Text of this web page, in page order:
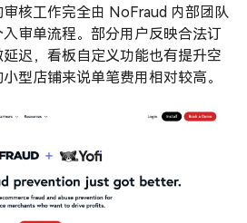
核工作完全由 NoFraud 内部团队
审单流程。部分用户反映合法订
迟，看板自定义功能也有提升空
型店铺来说单笔费用相对较高。